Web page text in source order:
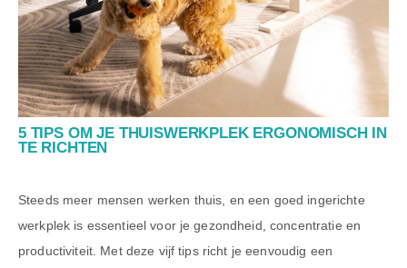
5 TIPS OM JE THUISWERKPLEK ERGONOMISCH IN
TE RICHTEN
Steeds meer mensen werken thuis, en een goed ingerichte
werkplek is essentieel voor je gezondheid, concentratie en
productiviteit. Met deze vijf tips richt je eenvoudig een